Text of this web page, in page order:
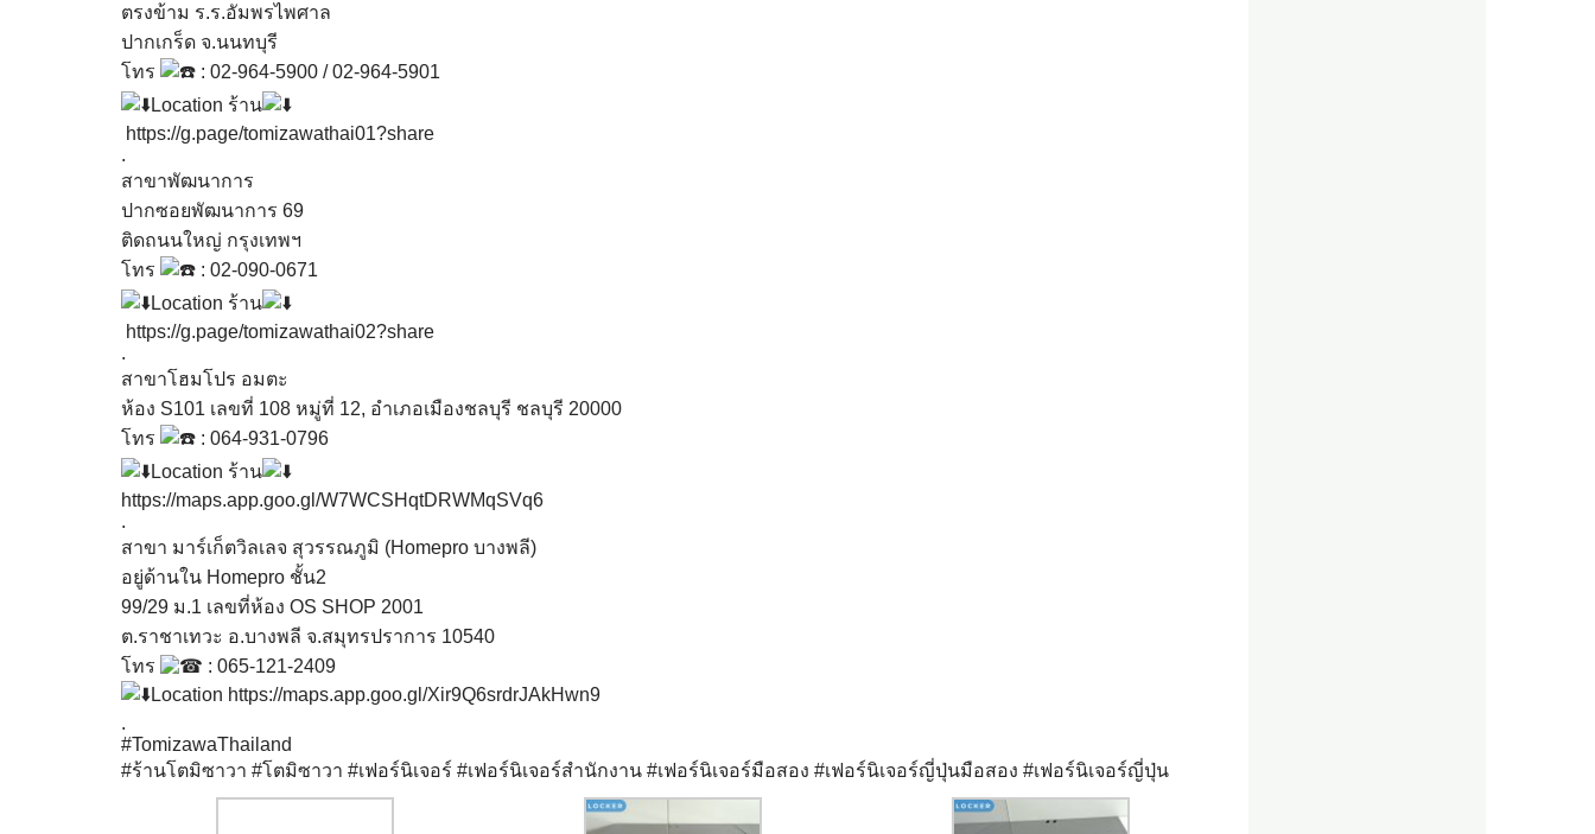
ตรงข้าม ร.ร.อัมพรไพศาล
ปากเกร็ด จ.นนทบุรี
โทร
: 02-964-5900 / 02-964-5901
Location ร้าน
https://g.page/tomizawathai01?share
.
สาขาพัฒนาการ
ปากซอยพัฒนาการ 69
ติดถนนใหญ่ กรุงเทพฯ
โทร
: 02-090-0671
Location ร้าน
https://g.page/tomizawathai02?share
.
สาขาโฮมโปร อมตะ
ห้อง S101 เลขที่ 108 หมู่ที่ 12, อำเภอเมืองชลบุรี ชลบุรี 20000
โทร
: 064-931-0796
Location ร้าน
https://maps.app.goo.gl/W7WCSHqtDRWMqSVq6
.
สาขา มาร์เก็ตวิลเลจ สุวรรณภูมิ (Homepro บางพลี)
อยู่ด้านใน Homepro ชั้น2
99/29 ม.1 เลขที่ห้อง OS SHOP 2001
ต.ราชาเทวะ อ.บางพลี จ.สมุทรปราการ 10540
โทร
: 065-121-2409
Location https://maps.app.goo.gl/Xir9Q6srdrJAkHwn9
.
#TomizawaThailand
#ร้านโตมิซาวา #โตมิซาวา #เฟอร์นิเจอร์ #เฟอร์นิเจอร์สำนักงาน #เฟอร์นิเจอร์มือสอง #เฟอร์นิเจอร์ญี่ปุ่นมือสอง #เฟอร์นิเจอร์ญี่ปุ่น